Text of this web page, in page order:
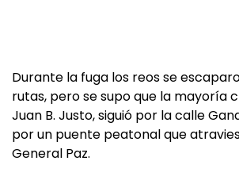
Durante la fuga los reos se
rutas, pero se supo que la mayoría
Juan B. Justo, siguió por la calle
por un puente peatonal que
General Paz.